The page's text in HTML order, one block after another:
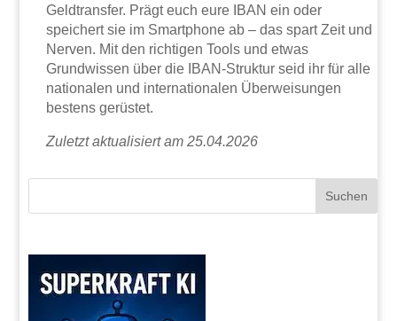
Geldtransfer. Prägt euch eure IBAN ein oder
speichert sie im Smartphone ab – das spart Zeit und
Nerven. Mit den richtigen Tools und etwas
Grundwissen über die IBAN-Struktur seid ihr für alle
nationalen und internationalen Überweisungen
bestens gerüstet.
Zuletzt aktualisiert am 25.04.2026